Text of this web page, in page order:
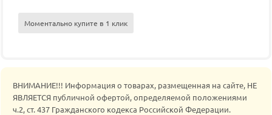
Моментально купите в 1 клик
ВНИМАНИЕ!!! Информация о товарах, размещенная на сайте, НЕ
ЯВЛЯЕТСЯ публичной офертой, определяемой положениями
ч.2, ст. 437 Гражданского кодекса Российской Федерации.